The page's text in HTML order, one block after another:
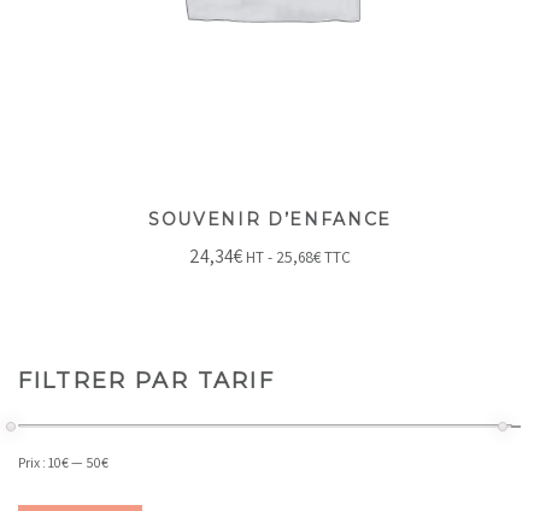
SOUVENIR D’ENFANCE
24,34€ HT - 25,68€TTC
FILTRER PAR TARIF
Prix : 10€— 50€